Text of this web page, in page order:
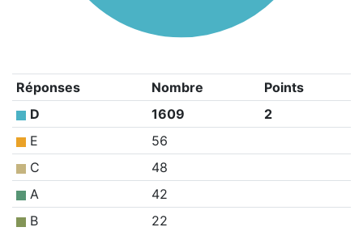
Réponses Nombre
Points
D
1609
2
E
56
C
48
A
42
B
22